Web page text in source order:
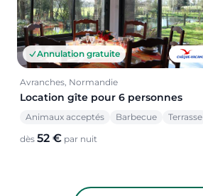
Annulation gratuite
Avranches, Normandie
Location gîte pour 6 personnes
Animaux acceptés Barbecue Terrasse
dès 52 € par nuit